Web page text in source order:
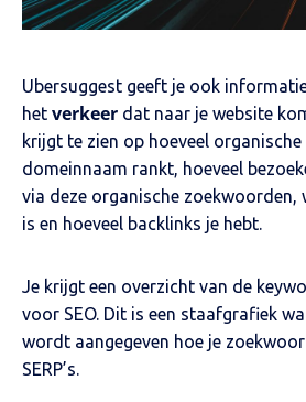
Ubersuggest geeft je ook
het verkeer dat naar je website
krijgt te zien op hoeveel
domeinnaam rankt, hoeveel
via deze organische zoekwoorden,
is en hoeveel backlinks je hebt.
Je krijgt een overzicht van de
voor SEO. Dit is een staafgrafiek
wordt aangegeven hoe je
SERP’s.